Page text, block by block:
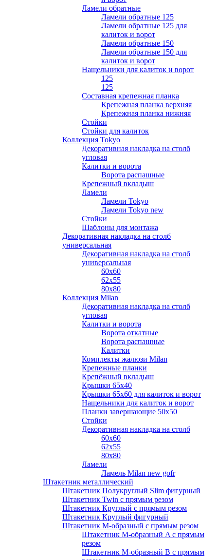
Ламели обратные
Ламели обратные 125
Ламели обратные 125 для
калиток и ворот
Ламели обратные 150
Ламели обратные 150 для
калиток и ворот
Нащельники для калиток и ворот
125
125
Составная крепежная планка
Крепежная планка верхняя
Крепежная планка нижняя
Стойки
Стойки для калиток
Коллекция Tokyo
Декоративная накладка на столб
угловая
Калитки и ворота
Ворота распашные
Крепежный вкладыш
Ламели
Ламели Tokyo
Ламели Tokyo new
Стойки
Шаблоны для монтажа
Декоративная накладка на столб
универсальная
Декоративная накладка на столб
универсальная
60х60
62х55
80х80
Коллекция Milan
Декоративная накладка на столб
угловая
Калитки и ворота
Ворота откатные
Ворота распашные
Калитки
Комплекты жалюзи Milan
Крепежные планки
Крепёжный вкладыш
Крышки 65х40
Крышки 65х60 для калиток и ворот
Нащельники для калиток и ворот
Планки завершающие 50х50
Стойки
Декоративная накладка на столб
60х60
62х55
80х80
Ламели
Ламель Milan new gofr
Штакетник металлический
Штакетник Полукруглый Slim фигурный
Штакетник Twin с прямым резом
Штакетник Круглый с прямым резом
Штакетник Круглый фигурный
Штакетник М-образный с прямым резом
Штакетник М-образный A с прямым
резом
Штакетник М-образный B с прямым